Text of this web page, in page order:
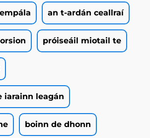
an t-ardán ceallraí
próiseáil miotail te
iarainn leagán
boinn de dhonn